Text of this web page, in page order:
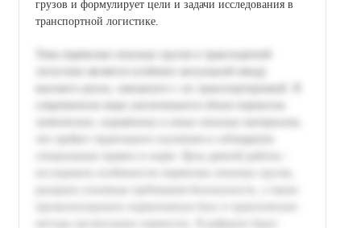
грузов и формулирует цели и задачи исследования в
транспортной логистике.